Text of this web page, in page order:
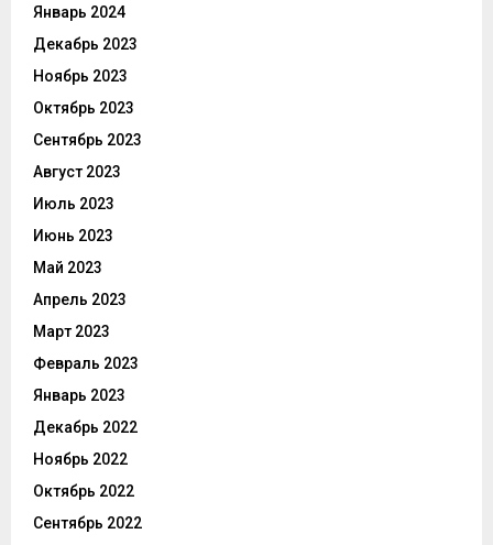
Январь 2024
Декабрь 2023
Ноябрь 2023
Октябрь 2023
Сентябрь 2023
Август 2023
Июль 2023
Июнь 2023
Май 2023
Апрель 2023
Март 2023
Февраль 2023
Январь 2023
Декабрь 2022
Ноябрь 2022
Октябрь 2022
Сентябрь 2022